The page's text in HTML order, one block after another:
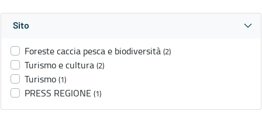
Sito
Foreste caccia pesca e biodiversità (2)
Turismo e cultura (2)
Turismo (1)
PRESS REGIONE (1)